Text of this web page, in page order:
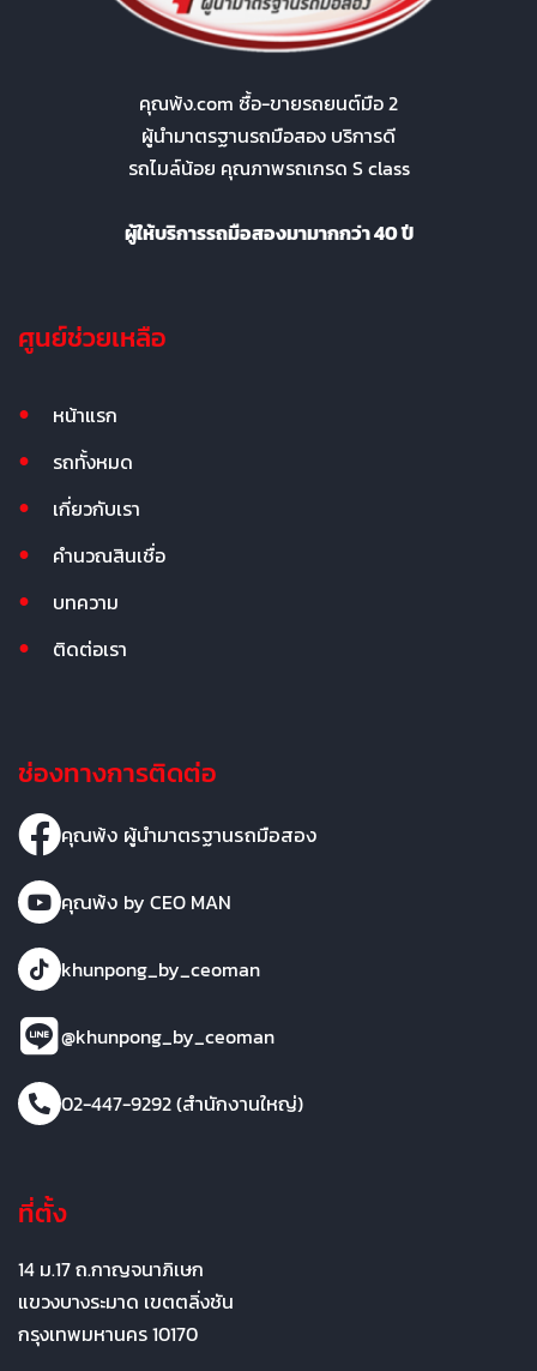
คุณพ้ง.com ซื้อ-ขายรถยนต์มือ 2
ผู้นำมาตรฐานรถมือสอง บริการดี
รถไมล์น้อย คุณภาพรถเกรด S class
ผู้ให้บริการรถมือสองมามากกว่า 40 ปี
ศูนย์ช่วยเหลือ
หน้าแรก
รถทั้งหมด
เกี่ยวกับเรา
คำนวณสินเชื่อ
บทความ
ติดต่อเรา
ช่องทางการติดต่อ
คุณพ้ง ผู้นำมาตรฐานรถมือสอง
คุณพ้ง by CEO MAN
khunpong_by_ceoman
@khunpong_by_ceoman
02-447-9292 (สำนักงานใหญ่)
ที่ตั้ง
14 ม.17 ถ.กาญจนาภิเษก
แขวงบางระมาด เขตตลิ่งชัน
กรุงเทพมหานคร 10170